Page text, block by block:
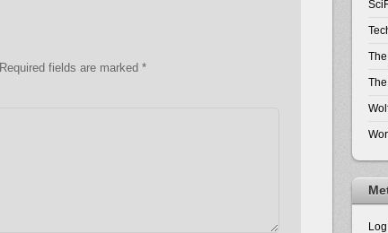
Required fields are marked *